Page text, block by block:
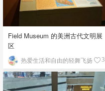
Field Museum 的美洲古代文明展
区
热爱生活和自由的轻舞飞扬 3